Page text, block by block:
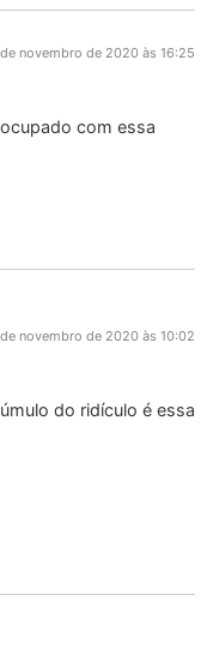
novembro de 2020 às 16:25
com essa
novembro de 2020 às 10:02
do ridículo é essa